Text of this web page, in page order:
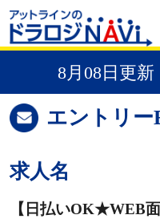
8月08日更新
エントリー
求人名
【日払いOK★WEB